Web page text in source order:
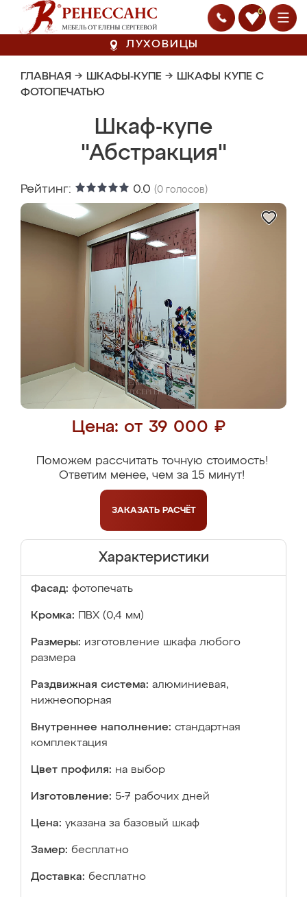
0
ЛУХОВИЦЫ
ГЛАВНАЯ → ШКАФЫ-КУПЕ → ШКАФЫ КУПЕ С
ФОТОПЕЧАТЬЮ
Шкаф-купе
"Абстракция"
Рейтинг: 0.0 (0 голосов)
Цена: от 39 000 ₽
Поможем рассчитать точную стоимость!
Ответим менее, чем за 15 минут!
ЗАКАЗАТЬ РАСЧЁТ
Характеристики
Фасад: фотопечать
Кромка: ПВХ (0,4 мм)
Размеры: изготовление шкафа любого
размера
Раздвижная система: алюминиевая,
нижнеопорная
Внутреннее наполнение: стандартная
комплектация
Цвет профиля: на выбор
Изготовление: 5-7 рабочих дней
Цена: указана за базовый шкаф
Замер: бесплатно
Доставка: бесплатно